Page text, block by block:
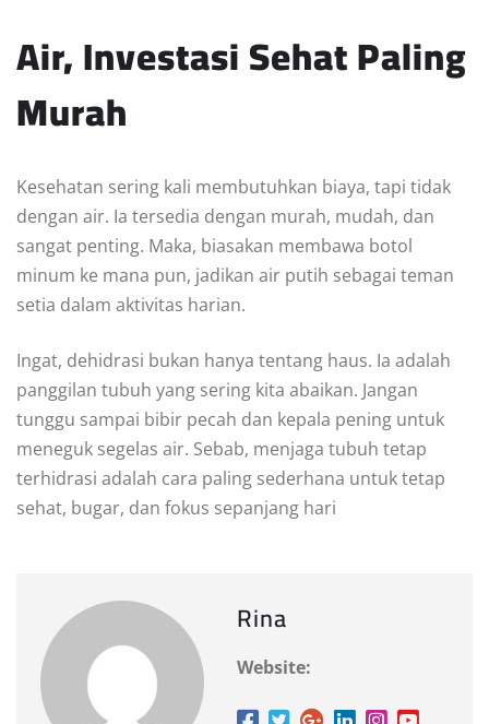
Air, Investasi Sehat Paling
Murah
Kesehatan sering kali membutuhkan biaya, tapi tidak
dengan air. Ia tersedia dengan murah, mudah, dan
sangat penting. Maka, biasakan membawa botol
minum ke mana pun, jadikan air putih sebagai teman
setia dalam aktivitas harian.
Ingat, dehidrasi bukan hanya tentang haus. Ia adalah
panggilan tubuh yang sering kita abaikan. Jangan
tunggu sampai bibir pecah dan kepala pening untuk
meneguk segelas air. Sebab, menjaga tubuh tetap
terhidrasi adalah cara paling sederhana untuk tetap
sehat, bugar, dan fokus sepanjang hari
Rina
Website: